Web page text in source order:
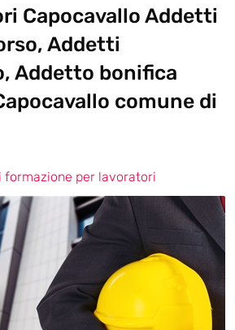
Capocavallo Addetti
Addetti
Addetto bonifica
comune di
formazione per lavoratori